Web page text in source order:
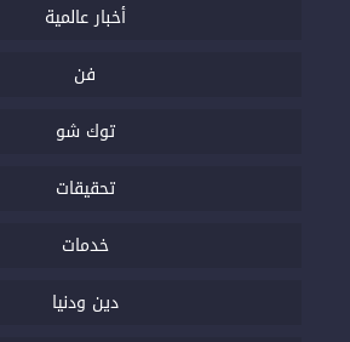
أخبار عالمية
فن
توك شو
تحقيقات
خدمات
دين ودنيا